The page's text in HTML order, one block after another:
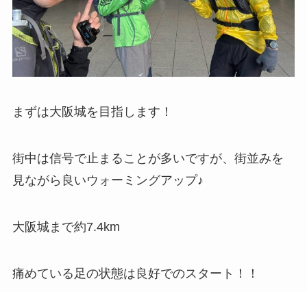
まずは大阪城を目指します！
街中は信号で止まることが多いですが、街並みを
見ながら良いウォーミングアップ♪
大阪城まで約7.4km
痛めている足の状態は良好でのスタート！！